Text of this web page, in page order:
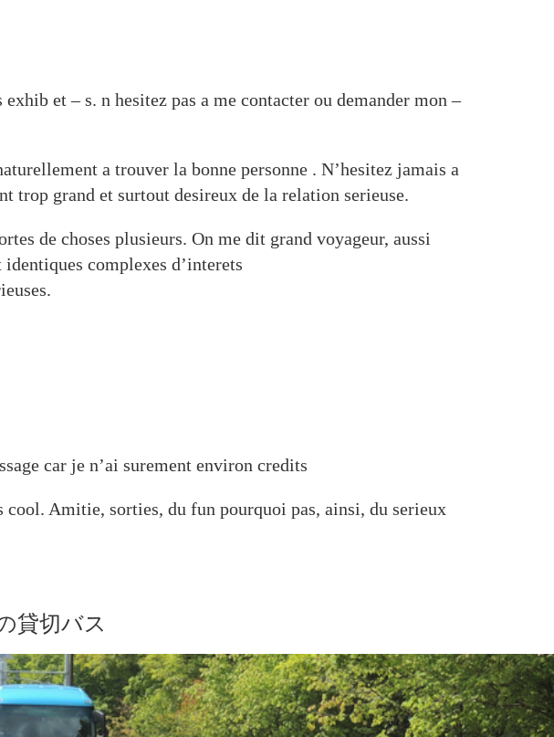
et – s. n hesitez pas a me contacter ou demander mon –
a trouver la bonne personne . N’hesitez jamais a
trop grand et surtout desireux de la relation serieuse.
de choses plusieurs. On me dit grand voyageur, aussi
complexes d’interets
car je n’ai surement environ credits
cool. Amitie, sorties, du fun pourquoi pas, ainsi, du serieux
貸切バス